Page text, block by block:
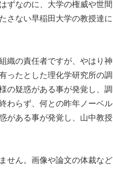
ずなのに、大学の権威や世間
さない早稲田大学の教授達に
織の責任者ですが、やはり神
ったとした理化学研究所の調
の疑惑がある事が発覚し、調
わらず、何との昨年ノーベル
がある事が発覚し、山中教授
せん。画像や論文の体裁など